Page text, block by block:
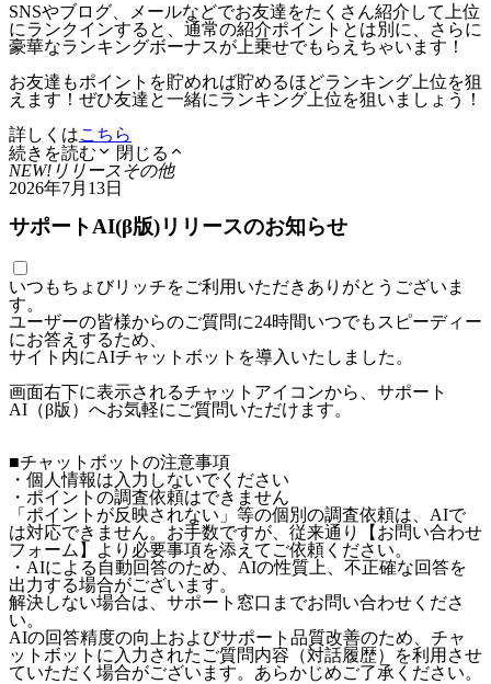
SNSやブログ、メールなどでお友達をたくさん紹介して上位
にランクインすると、通常の紹介ポイントとは別に、さらに
豪華なランキングボーナスが上乗せでもらえちゃいます！
お友達もポイントを貯めれば貯めるほどランキング上位を狙
えます！ぜひ友達と一緒にランキング上位を狙いましょう！
詳しくはこちら
続きを読む
閉じる
NEW! リリースその他
2026年7月13日
サポートAI(β版)リリースのお知らせ
いつもちょびリッチをご利用いただきありがとうございま
す。
ユーザーの皆様からのご質問に24時間いつでもスピーディー
にお答えするため、
サイト内にAIチャットボットを導入いたしました。
画面右下に表示されるチャットアイコンから、サポート
AI（β版）へお気軽にご質問いただけます。
■チャットボットの注意事項
・個人情報は入力しないでください
・ポイントの調査依頼はできません
「ポイントが反映されない」等の個別の調査依頼は、AIで
は対応できません。お手数ですが、従来通り【お問い合わせ
フォーム】より必要事項を添えてご依頼ください。
・AIによる自動回答のため、AIの性質上、不正確な回答を
出力する場合がございます。
解決しない場合は、サポート窓口までお問い合わせくださ
い。
AIの回答精度の向上およびサポート品質改善のため、チャ
ットボットに入力されたご質問内容（対話履歴）を利用させ
ていただく場合がございます。あらかじめご了承ください。